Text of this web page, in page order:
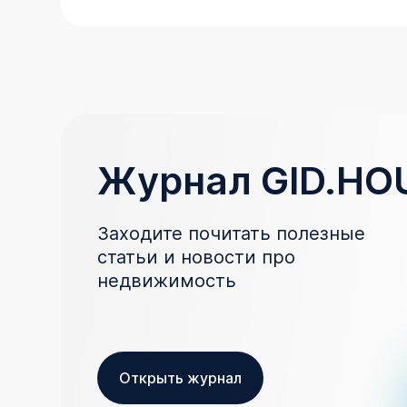
Журнал
Заходите почитать полезные
статьи и новости про
недвижимость
Открыть журнал